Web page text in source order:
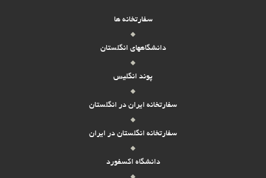
سفارتخانه ها
دانشگاههای انگلستان
پوند انگلیس
سفارتخانه ایران در انگلستان
سفارتخانه انگلستان در ایران
دانشگاه اکسفورد